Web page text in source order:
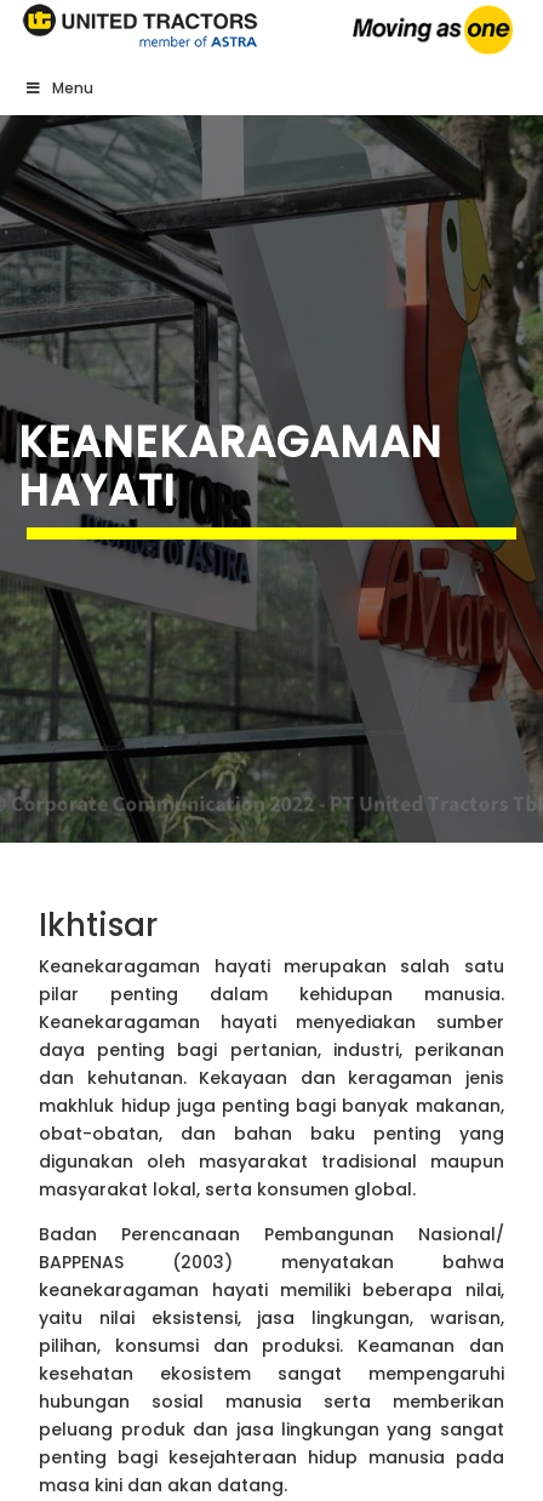
Menu
KEANEKARAGAMAN
HAYATI
Ikhtisar
Keanekaragaman hayati merupakan salah satu
pilar penting dalam kehidupan manusia.
Keanekaragaman hayati menyediakan sumber
daya penting bagi pertanian, industri, perikanan
dan kehutanan. Kekayaan dan keragaman jenis
makhluk hidup juga penting bagi banyak makanan,
obat-obatan, dan bahan baku penting yang
digunakan oleh masyarakat tradisional maupun
masyarakat lokal, serta konsumen global.
Badan Perencanaan Pembangunan Nasional/
BAPPENAS (2003) menyatakan bahwa
keanekaragaman hayati memiliki beberapa nilai,
yaitu nilai eksistensi, jasa lingkungan, warisan,
pilihan, konsumsi dan produksi. Keamanan dan
kesehatan ekosistem sangat mempengaruhi
hubungan sosial manusia serta memberikan
peluang produk dan jasa lingkungan yang sangat
penting bagi kesejahteraan hidup manusia pada
masa kini dan akan datang.